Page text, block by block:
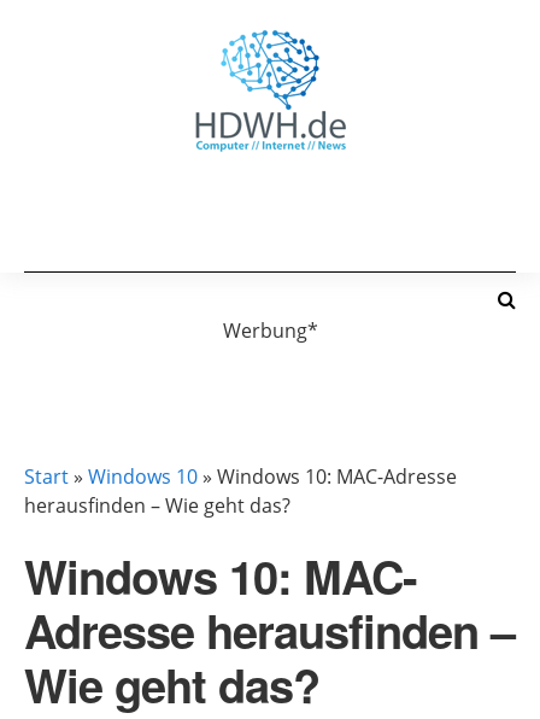
Werbung*
Start» Windows 10» Windows 10: MAC-Adresse
herausfinden – Wie geht das?
Windows 10: MAC-
Adresse herausfinden –
Wie geht das?